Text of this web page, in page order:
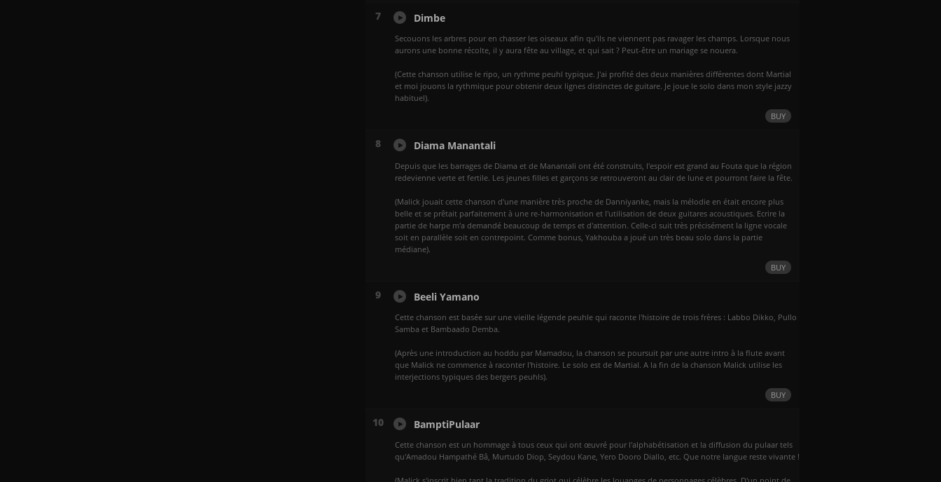
7 Dimbe
Secouons les arbres pour en chasser les oiseaux afin qu'ils ne viennent pas ravager les champs. Lorsque nous
aurons une bonne récolte, il y aura fête au village, et qui sait ? Peut-être un mariage se nouera.
(Cette chanson utilise le ripo, un rythme peuhl typique. J'ai profité des deux manières différentes dont Martial
et moi jouons la rythmique pour obtenir deux lignes distinctes de guitare. Je joue le solo dans mon style jazzy
habituel).
BUY
8 Diama Manantali
Depuis que les barrages de Diama et de Manantali ont été construits, l'espoir est grand au Fouta que la région
redevienne verte et fertile. Les jeunes filles et garçons se retrouveront au clair de lune et pourront faire la fête.
(Malick jouait cette chanson d'une manière très proche de Danniyanke, mais la mélodie en était encore plus
belle et se prêtait parfaitement à une re-harmonisation et l'utilisation de deux guitares acoustiques. Ecrire la
partie de harpe m'a demandé beaucoup de temps et d'attention. Celle-ci suit très précisément la ligne vocale
soit en parallèle soit en contrepoint. Comme bonus, Yakhouba a joué un très beau solo dans la partie
médiane).
BUY
9 Beeli Yamano
Cette chanson est basée sur une vieille légende peuhle qui raconte l'histoire de trois frères : Labbo Dikko, Pullo
Samba et Bambaado Demba.
(Après une introduction au hoddu par Mamadou, la chanson se poursuit par une autre intro à la flute avant
que Malick ne commence à raconter l'histoire. Le solo est de Martial. A la fin de la chanson Malick utilise les
interjections typiques des bergers peuhls).
BUY
10 BamptiPulaar
Cette chanson est un hommage à tous ceux qui ont œuvré pour l'alphabétisation et la diffusion du pulaar tels
qu'Amadou Hampathé Bâ, Murtudo Diop, Seydou Kane, Yero Dooro Diallo, etc. Que notre langue reste vivante !